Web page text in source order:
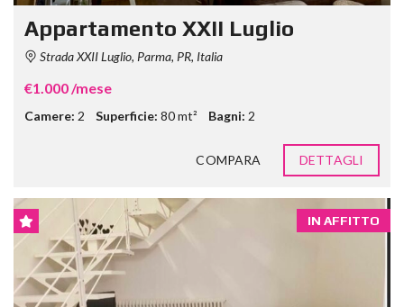
Appartamento XXII Luglio
Strada XXII Luglio, Parma, PR, Italia
€1.000 /mese
Camere: 2 Superficie: 80 mt² Bagni: 2
COMPARA DETTAGLI
IN AFFITTO